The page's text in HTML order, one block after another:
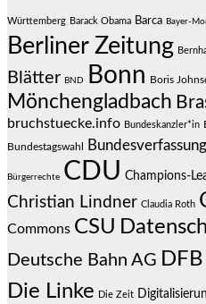
Württemberg Barack Obama Barca Bayer-
Berliner Zeitung
Blätter BND Bonn Boris
Mönchengladbach
bruchstuecke.info Bundeskanzler*in
Bundestagswahl
Bürgerrechte CDU Champions-
Christian Lindner Claudia Roth
Commons CSU
Deutsche Bahn AG DFB
Die Linke Die Zeit